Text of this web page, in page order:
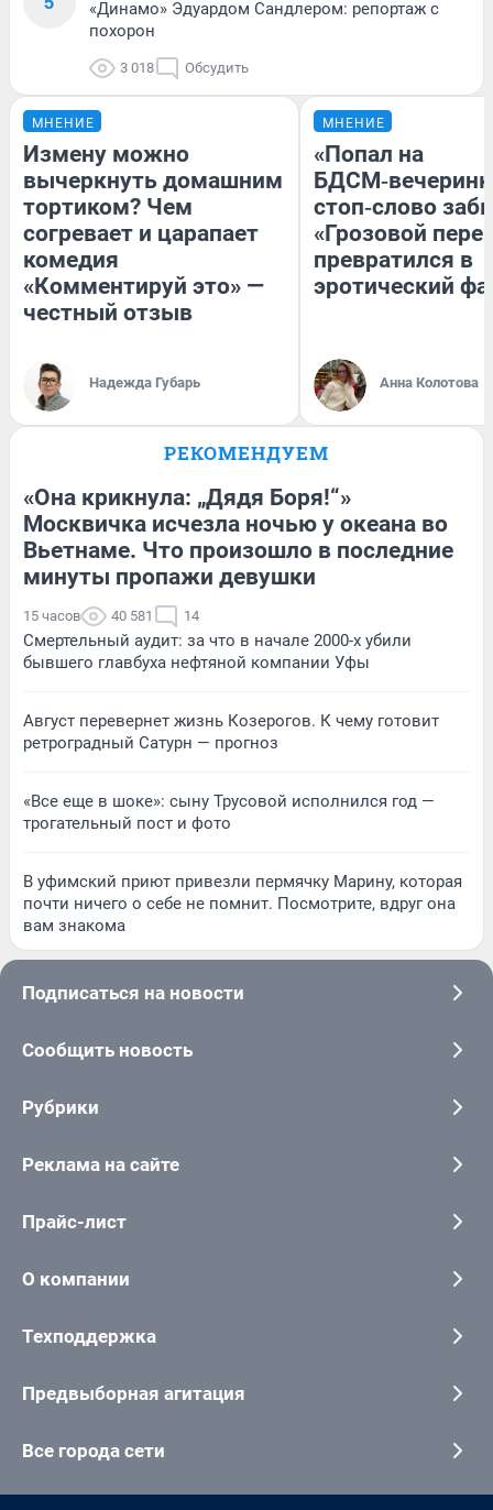
«Динамо» Эдуардом Сандлером: репортаж с
похорон
3 018 Обсудить
МНЕНИЕ
Измену можно
вычеркнуть домашним
тортиком? Чем
согревает и царапает
комедия
«Комментируй это» —
честный отзыв
Надежда Губарь
МНЕНИЕ
«Попал на
стоп‑слово
«Грозовой
превратился в
эротический
Анна Колотова
РЕКОМЕНДУЕМ
«Она крикнула: „Дядя Боря!“»
Москвичка исчезла ночью у океана во
Вьетнаме. Что произошло в последние
минуты пропажи девушки
15 часов 40 581 14
Смертельный аудит: за что в начале 2000-х убили
бывшего главбуха нефтяной компании Уфы
Август перевернет жизнь Козерогов. К чему готовит
ретроградный Сатурн — прогноз
«Все еще в шоке»: сыну Трусовой исполнился год —
трогательный пост и фото
В уфимский приют привезли пермячку Марину, которая
почти ничего о себе не помнит. Посмотрите, вдруг она
вам знакома
Подписаться на новости
Сообщить новость
Рубрики
Реклама на сайте
Прайс-лист
О компании
Техподдержка
Предвыборная агитация
Все города сети